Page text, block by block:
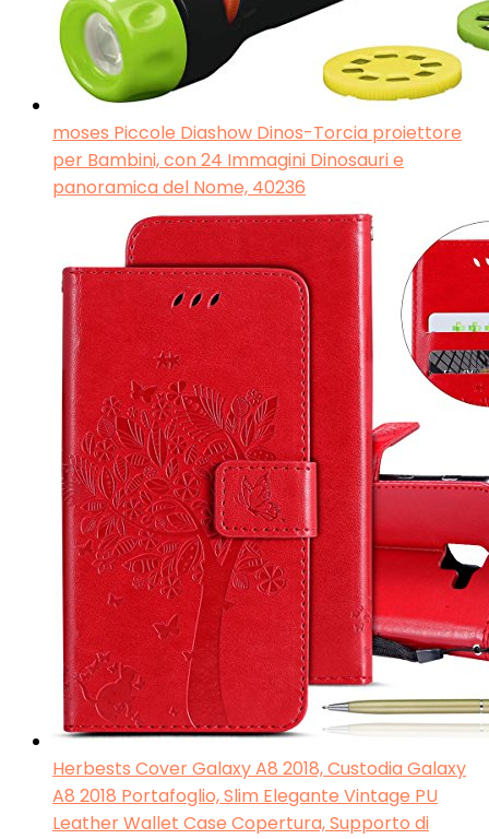
moses Piccole Diashow Dinos-Torcia proiettore
per Bambini, con 24 Immagini Dinosauri e
panoramica del Nome, 40236
Herbests Cover Galaxy A8 2018, Custodia Galaxy
A8 2018 Portafoglio, Slim Elegante Vintage PU
Leather Wallet Case Copertura, Supporto di